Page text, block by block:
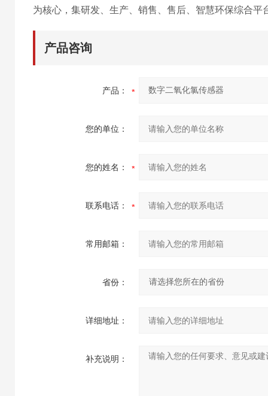
为核心，集研发、生产、销售、售后、智慧环保综合平
产品咨询
产品：
您的单位：
您的姓名：
联系电话：
常用邮箱：
省份：
详细地址：
补充说明：